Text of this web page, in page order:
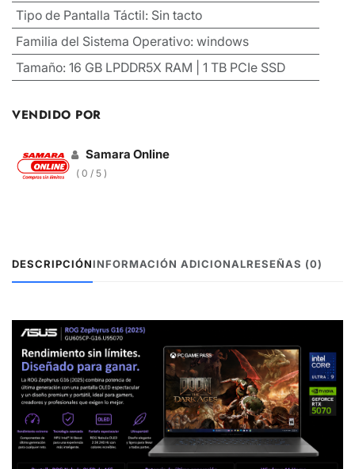
Tipo de Pantalla Táctil: Sin tacto
Familia del Sistema Operativo: windows
Tamaño: 16 GB LPDDR5X RAM | 1 TB PCIe SSD
VENDIDO POR
Samara Online
( 0 / 5 )
DESCRIPCIÓNINFORMACIÓN ADICIONALRESEÑAS (0)